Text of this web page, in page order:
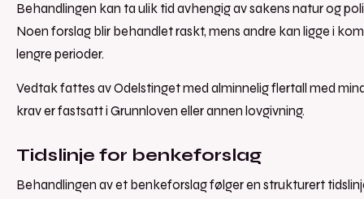
Behandlingen kan ta ulik tid avhengig av sakens natur og
Noen forslag blir behandlet raskt, mens andre kan ligge i
lengre perioder.
Vedtak fattes av Odelstinget med alminnelig flertall med
krav er fastsatt i Grunnloven eller annen lovgivning.
Tidslinje for benkeforslag
Behandlingen av et benkeforslag følger en strukturert